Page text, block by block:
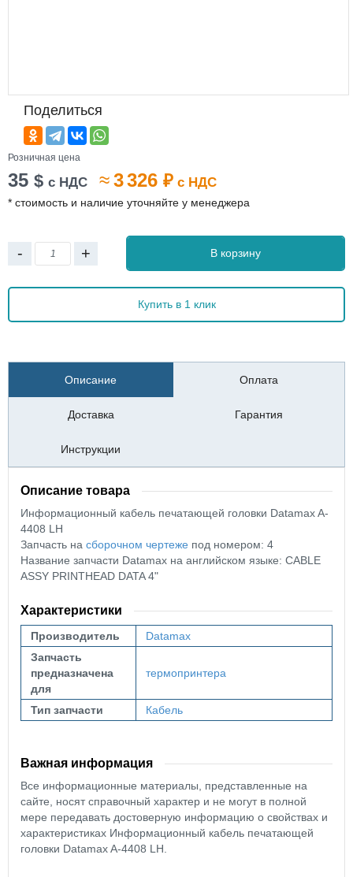
Поделиться
Розничная цена
35 $ с НДС ≈3 326 ₽ с НДС
* стоимость и наличие уточняйте у менеджера
- + В корзину
Купить в 1 клик
Описание Оплата
Доставка Гарантия
Инструкции
Описание товара
Информационный кабель печатающей головки Datamax A-
4408 LH
Запчасть на сборочном чертеже под номером: 4
Название запчасти Datamax на английском языке: CABLE
ASSY PRINTHEAD DATA 4"
Характеристики
Производитель
Datamax
Запчасть
предназначена
для
термопринтера
Тип запчасти Кабель
Важная информация
Все информационные материалы, представленные на
сайте, носят справочный характер и не могут в полной
мере передавать достоверную информацию о свойствах и
характеристиках Информационный кабель печатающей
головки Datamax A-4408 LH.